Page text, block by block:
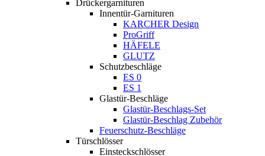
Drückergarnituren
Innentür-Garnituren
KARCHER Design
ProGriff
HÄFELE
GLUTZ
Schutzbeschläge
ES 0
ES 1
Glastür-Beschläge
Glastür-Beschlags-Set
Glastür-Beschlag Zubehör
Feuerschutz-Beschläge
Türschlösser
Einsteckschlösser